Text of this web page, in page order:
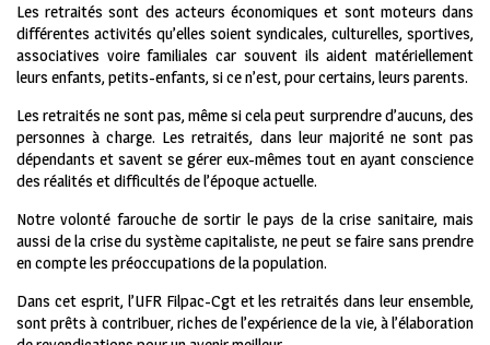
Les retraités sont des acteurs économiques et sont moteurs dans
différentes activités qu’elles soient syndicales, culturelles, sportives,
associatives voire familiales car souvent ils aident matériellement
leurs enfants, petits-enfants, si ce n’est, pour certains, leurs parents.
Les retraités ne sont pas, même si cela peut surprendre d’aucuns, des
personnes à charge. Les retraités, dans leur majorité ne sont pas
dépendants et savent se gérer eux-mêmes tout en ayant conscience
des réalités et difficultés de l’époque actuelle.
Notre volonté farouche de sortir le pays de la crise sanitaire, mais
aussi de la crise du système capitaliste, ne peut se faire sans prendre
en compte les préoccupations de la population.
Dans cet esprit, l’UFR Filpac-Cgt et les retraités dans leur ensemble,
sont prêts à contribuer, riches de l’expérience de la vie, à l’élaboration